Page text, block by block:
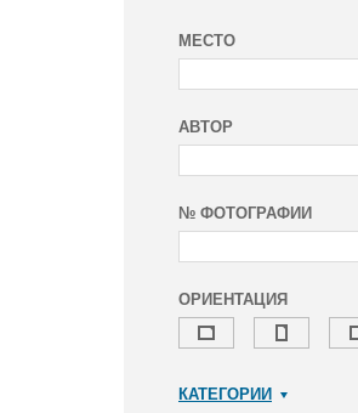
МЕСТО
АВТОР
№ ФОТОГРАФИИ
ОРИЕНТАЦИЯ
КАТЕГОРИИ